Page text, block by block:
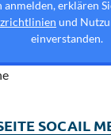
anmelden, erklären
und
einverstanden.
SOCAIL